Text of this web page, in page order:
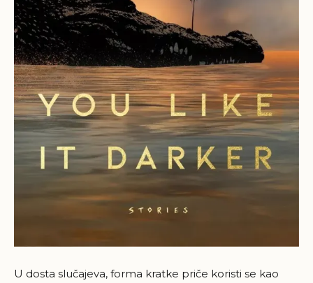
U dosta slučajeva, forma kratke priče koristi se kao